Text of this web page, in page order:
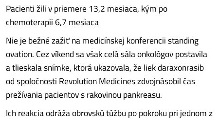
Pacienti žili v priemere 13,2 mesiaca, kým po
chemoterapii 6,7 mesiaca
Nie je bežné zažiť na medicínskej konferencii standing
ovation. Cez víkend sa však celá sála onkológov postavila
a tlieskala snímke, ktorá ukazovala, že liek daraxonrasib
od spoločnosti Revolution Medicines zdvojnásobil čas
prežívania pacientov s rakovinou pankreasu.
Ich reakcia odráža obrovskú túžbu po pokroku pri jednom z